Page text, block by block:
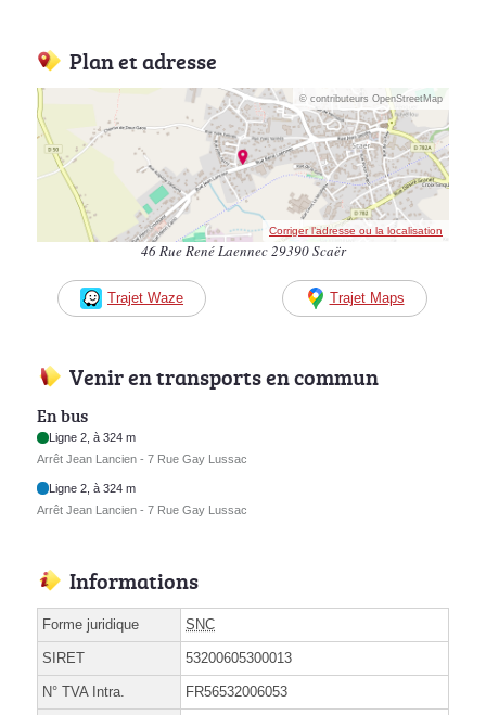
Plan et adresse
© contributeurs OpenStreetMap
Corriger l’adresse ou la localisation
46 Rue René Laennec 29390 Scaër
Trajet Waze Trajet Maps
Venir en transports en commun
En bus
Ligne 2, à 324 m
Arrêt Jean Lancien - 7 Rue Gay Lussac
Ligne 2, à 324 m
Arrêt Jean Lancien - 7 Rue Gay Lussac
Informations
Forme juridique SNC
SIRET 53200605300013
N° TVA Intra. FR56532006053